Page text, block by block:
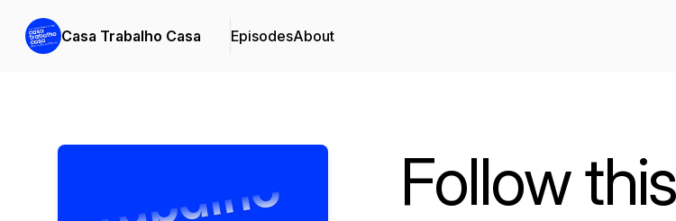
Casa Trabalho Casa EpisodesAbout
Follow